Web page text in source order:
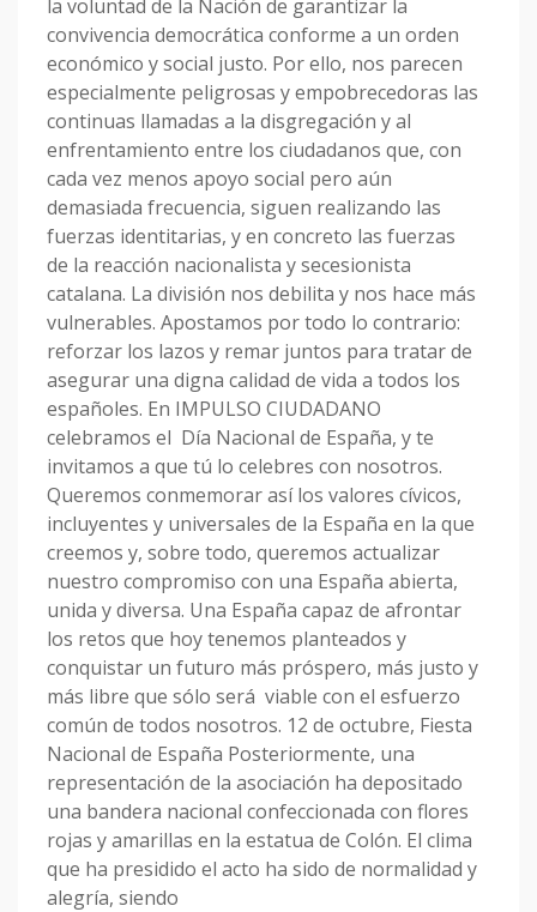
la voluntad de la Nación de garantizar la
convivencia democrática conforme a un orden
económico y social justo. Por ello, nos parecen
especialmente peligrosas y empobrecedoras las
continuas llamadas a la disgregación y al
enfrentamiento entre los ciudadanos que, con
cada vez menos apoyo social pero aún
demasiada frecuencia, siguen realizando las
fuerzas identitarias, y en concreto las fuerzas
de la reacción nacionalista y secesionista
catalana. La división nos debilita y nos hace más
vulnerables. Apostamos por todo lo contrario:
reforzar los lazos y remar juntos para tratar de
asegurar una digna calidad de vida a todos los
españoles. En IMPULSO CIUDADANO
celebramos el Día Nacional de España, y te
invitamos a que tú lo celebres con nosotros.
Queremos conmemorar así los valores cívicos,
incluyentes y universales de la España en la que
creemos y, sobre todo, queremos actualizar
nuestro compromiso con una España abierta,
unida y diversa. Una España capaz de afrontar
los retos que hoy tenemos planteados y
conquistar un futuro más próspero, más justo y
más libre que sólo será viable con el esfuerzo
común de todos nosotros. 12 de octubre, Fiesta
Nacional de España Posteriormente, una
representación de la asociación ha depositado
una bandera nacional confeccionada con flores
rojas y amarillas en la estatua de Colón. El clima
que ha presidido el acto ha sido de normalidad y
alegría, siendo